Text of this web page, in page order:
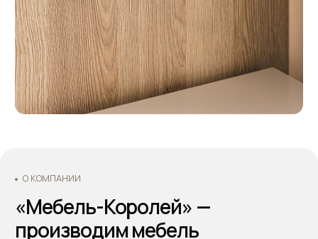
Оформляйте заказ по телефону: +7 (495) 744 74 20.
Наши специалисты проконсультируют Вас по всем
интересующим вопросам, а также помогут
составить дизайн-проект и подобрать все
необходимые материалы для будущей кухни.